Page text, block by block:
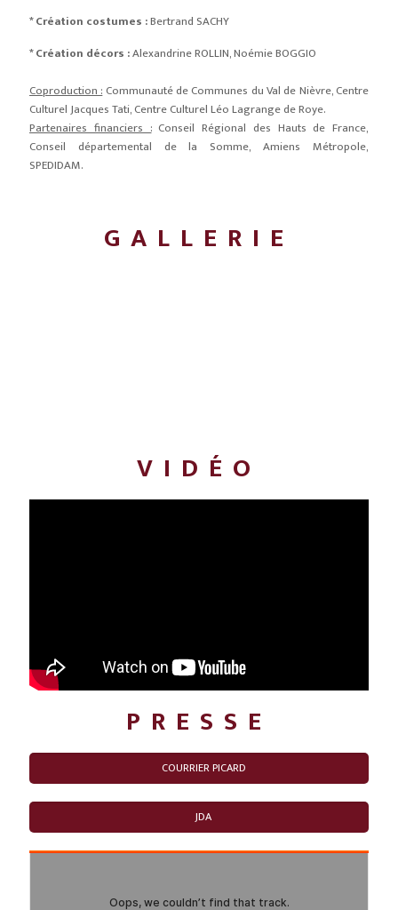
* Création costumes :Bertrand SACHY
* Création décors :Alexandrine ROLLIN, Noémie BOGGIO
Coproduction :Communauté de Communes du Val de Nièvre, Centre
Culturel Jacques Tati, Centre Culturel Léo Lagrange de Roye.
Partenaires financiers :Conseil Régional des Hauts de France,
Conseil départemental de la Somme, Amiens Métropole,
SPEDIDAM.
GALLERIE
VIDÉO
PRESSE
COURRIER PICARD
JDA